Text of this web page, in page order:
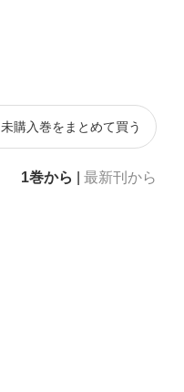
未購入巻をまとめて買う
1巻から 最新刊から